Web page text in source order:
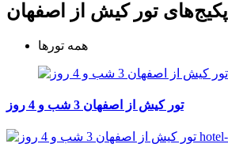
پکیج‌های تور کیش از اصفهان
همه تورها
تور کیش از اصفهان 3 شب و 4 روز